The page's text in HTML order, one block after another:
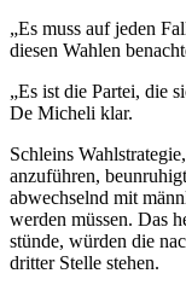
„Es muss auf jeden
diesen Wahlen
„Es ist die Partei, die
De Micheli klar.
Schleins
anzuführen,
abwechselnd mit
werden müssen. Das
stünde, würden die
dritter Stelle stehen.